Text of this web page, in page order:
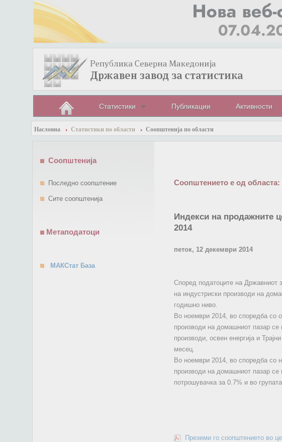
Статистики Публикации Активности
Насловна Статистики по области Соопштенија по области
Соопштението е од областа:
Индекси на продажните
2014
петок, 12 декември 2014
Според податоците на Државниот
на индустриски производи на
годишно ниво.
Во ноември 2014, во споредба со
производи на домашниот пазар се
производи, освен енергија и
месец.
Во ноември 2014, во споредба со
производи на домашниот пазар се
потрошувачка за 0.7% и во
Преземи го соопштението во
Соопштенија
Последно соопштение
Сите соопштенија
Метаподатоци
МАКСтат База